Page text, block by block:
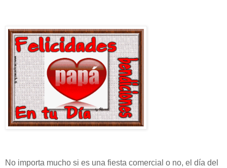
No importa mucho si es una fiesta comercial o no, el día del